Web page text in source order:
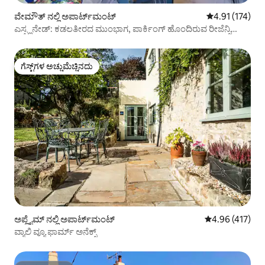
ವೇಮೌತ್ ನಲ್ಲಿ ಅಪಾರ್ಟ್‌ಮಂಟ್ 5 ರಲ್ಲಿ 4.91
4.91 (174)
ಎಸ್ಪ್ಲನೇಡ್: ಕಡಲತೀರದ ಮುಂಭಾಗ, ಪಾರ್ಕಿಂಗ್ ಹೊಂದಿರುವ ರೀಜೆನ್ಸಿ
ಗೆಸ್ಟ್‌ಗಳ ಅಚ್ಚುಮೆಚ್ಚಿನದು
ಗೆಸ್ಟ್‌ಗಳ ಅಚ್ಚುಮೆಚ್ಚಿನದು
ಅಪ್ಲೈಮ್ ನಲ್ಲಿ ಅಪಾರ್ಟ್‌ಮಂಟ್ 5 ರಲ್ಲಿ 4.96
4.96 (417)
ವ್ಯಾಲಿ ವ್ಯೂ ಫಾರ್ಮ್ ಅನೆಕ್ಸ್